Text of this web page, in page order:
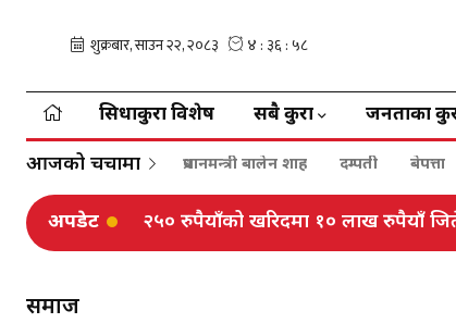
सिधाकुरा विशेष सबै कुरा जनताका
आजको चर्चामा प्रधानमन्त्री बालेन शाह दम्पती बेपत्ता
अपडेट २५० रुपैयाँको खरिदमा १० लाख रुपैयाँ
समाज